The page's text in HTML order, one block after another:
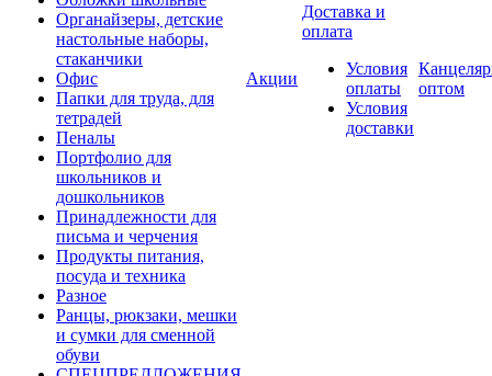
Органайзеры, детские
настольные наборы,
стаканчики
Офис
Папки для труда, для
тетрадей
Пеналы
Портфолио для
школьников и
дошкольников
Принадлежности для
письма и черчения
Продукты питания,
посуда и техника
Разное
Ранцы, рюкзаки, мешки
и сумки для сменной
обуви
Акции
Доставка и
оплата
Условия
оплаты
Условия
доставки
оптом